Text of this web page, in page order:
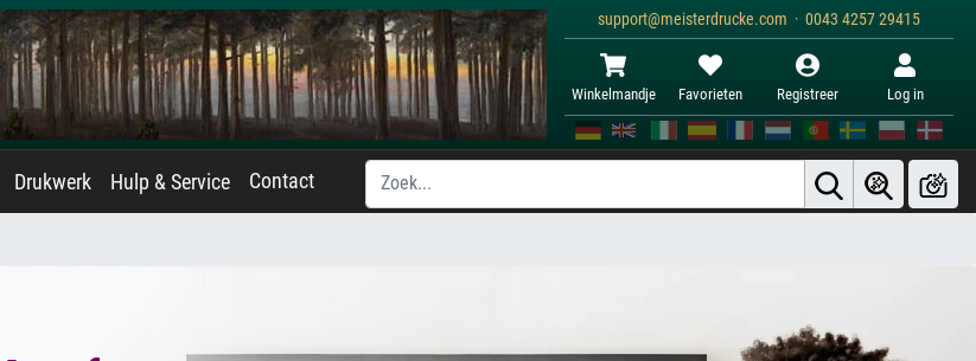
support@meisterdrucke.com · 0043 4257 29415
Winkelmandje Favorieten Registreer Log in
Drukwerk Hulp & Service Contact